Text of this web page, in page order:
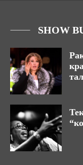
SHOW